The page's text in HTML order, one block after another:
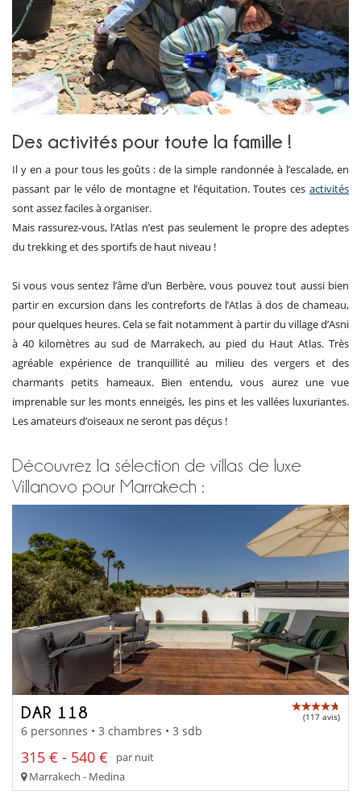
Des activités pour toute la famille !
Il y en a pour tous les goûts : de la simple randonnée à l’escalade, en
passant par le vélo de montagne et l’équitation. Toutes ces activités
sont assez faciles à organiser.
Mais rassurez-vous, l’Atlas n’est pas seulement le propre des adeptes
du trekking et des sportifs de haut niveau !
Si vous vous sentez l’âme d’un Berbère, vous pouvez tout aussi bien
partir en excursion dans les contreforts de l’Atlas à dos de chameau,
pour quelques heures. Cela se fait notamment à partir du village d’Asni
à 40 kilomètres au sud de Marrakech, au pied du Haut Atlas. Très
agréable expérience de tranquillité au milieu des vergers et des
charmants petits hameaux. Bien entendu, vous aurez une vue
imprenable sur les monts enneigés, les pins et les vallées luxuriantes.
Les amateurs d’oiseaux ne seront pas déçus !
Découvrez la sélection de villas de luxe
Villanovo pour Marrakech :
DAR 118 (117 avis)
6 personnes • 3 chambres • 3 sdb
315 € - 540 €
par nuit
Marrakech - Medina